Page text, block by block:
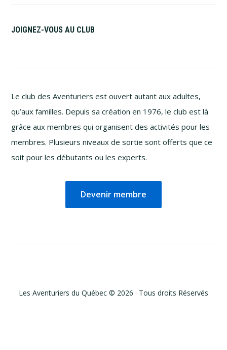
JOIGNEZ-VOUS AU CLUB
Le club des Aventuriers est ouvert autant aux adultes,
qu’aux familles. Depuis sa création en 1976, le club est là
grâce aux membres qui organisent des activités pour les
membres. Plusieurs niveaux de sortie sont offerts que ce
soit pour les débutants ou les experts.
Devenir membre
Les Aventuriers du Québec © 2026 · Tous droits Réservés